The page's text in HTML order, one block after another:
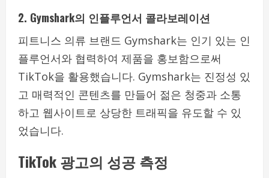
2. Gymshark의 인플루언서 콜라보레이션
피트니스 의류 브랜드 Gymshark는 인기 있는 인
플루언서와 협력하여 제품을 홍보함으로써
TikTok을 활용했습니다. Gymshark는 진정성 있
고 매력적인 콘텐츠를 만들어 젊은 청중과 소통
하고 웹사이트로 상당한 트래픽을 유도할 수 있
었습니다.
TikTok 광고의 성공 측정